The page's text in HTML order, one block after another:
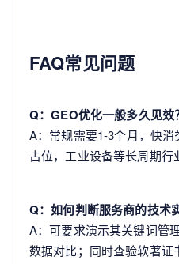
FAQ常见问题
Q：GEO优化一般多久见效
A：常规需要1-3个月，快
占位，工业设备等长周期行
Q：如何判断服务商的技术
A：可要求演示其关键词管
数据对比；同时查验软著证